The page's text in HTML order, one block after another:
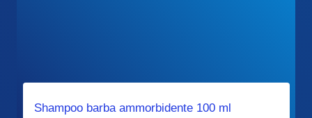
Shampoo barba ammorbidente 100 ml